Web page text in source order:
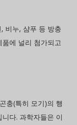
비누, 샴푸 등 방충
에 널리 첨가되고
충(특히 모기)의 행
다. 과학자들은 이